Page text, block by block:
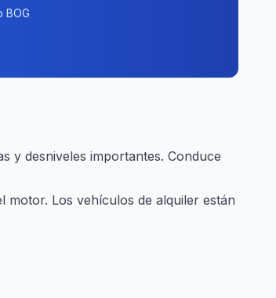
BOG
y desniveles importantes. Conduce
motor. Los vehículos de alquiler están